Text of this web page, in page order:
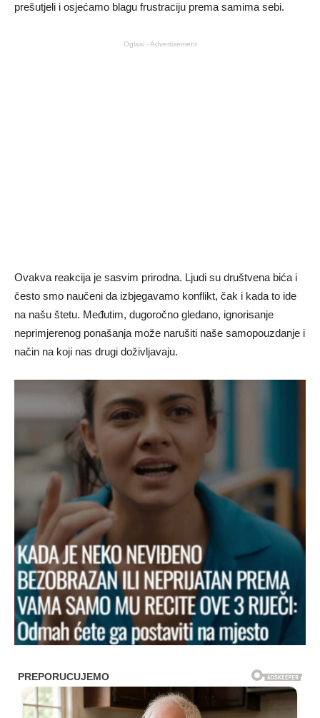
prešutjeli i osjećamo blagu frustraciju prema samima sebi.
Oglasi - Advertisement
Ovakva reakcija je sasvim prirodna. Ljudi su društvena bića i
često smo naučeni da izbjegavamo konflikt, čak i kada to ide
na našu štetu. Međutim, dugoročno gledano, ignorisanje
neprimjerenog ponašanja može narušiti naše samopouzdanje i
način na koji nas drugi doživljavaju.